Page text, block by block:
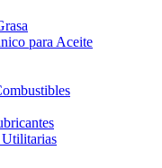
para Aceite